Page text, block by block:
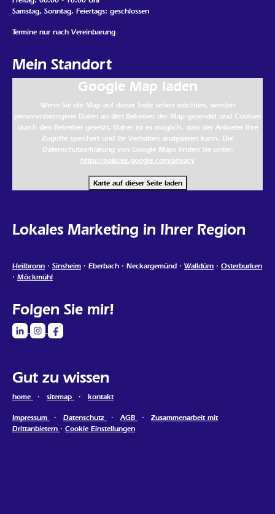
Samstag, Sonntag, Feiertags: geschlossen
Termine nur nach Vereinbarung
Mein Standort
Google Map laden
Wenn Sie die Map auf dieser Seite sehen möchten, werden
personenbezogene Daten an den Betreiber der Map gesendet und Cookies
durch den Betreiber gesetzt. Daher ist es möglich, dass der Anbieter Ihre
Zugriffe speichert und Ihr Verhalten analysieren kann. Die
Datenschutzerklärung von Google Maps finden Sie unter:
https://policies.google.com/privacy
Karte auf dieser Seite laden
Lokales Marketing in Ihrer Region
Heilbronn · Sinsheim · Eberbach · Neckargemünd · Walldürn · Osterburken
· Möckmühl
Folgen Sie mir!
Gut zu wissen
home · sitemap · kontakt
Impressum · Datenschutz ·AGB · Zusammenarbeit mit
Drittanbietern · Cookie Einstellungen